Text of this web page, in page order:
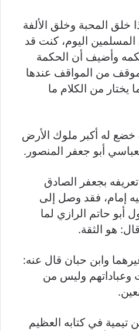
خلق المحبة وخلق الألفة
اليوم، كنت قد
وأضيف أن الحكمة
موقف من المواقف عندها
يختار من الكلام ما
خضع له أكبر ملوك الأرض
أبو جعفر المنصور.
بجعفر الصادق
إمام، فقد وصل إلى
أبو حاتم الرازي لما
هو الثقة.
وابن حبان قال عنه:
وعباداتهم وليس من
تيمية في كتابه العظيم